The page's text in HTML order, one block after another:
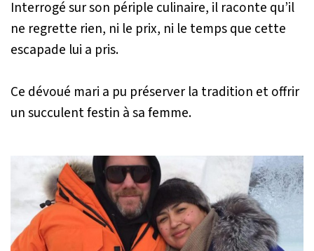
Interrogé sur son périple culinaire, il raconte qu’il
ne regrette rien, ni le prix, ni le temps que cette
escapade lui a pris.
Ce dévoué mari a pu préserver la tradition et offrir
un succulent festin à sa femme.